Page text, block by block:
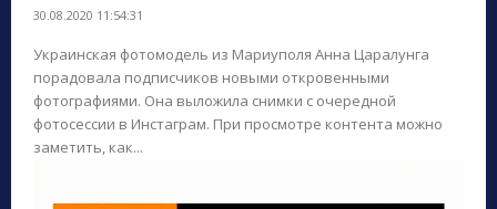
30.08.2020 11:54:31
Украинская фотомодель из Мариуполя Анна Царалунга
порадовала подписчиков новыми откровенными
фотографиями. Она выложила снимки с очередной
фотосессии в Инстаграм. При просмотре контента можно
заметить, как...